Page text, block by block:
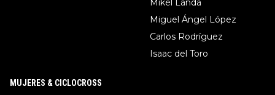
Mikel Landa
Miguel Ángel López
Carlos Rodríguez
Isaac del Toro
MUJERES & CICLOCROSS